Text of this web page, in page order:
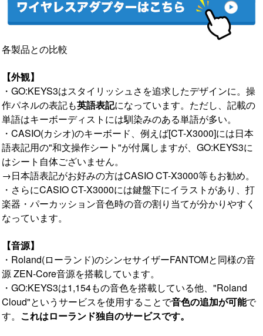
各製品との比較
【外観】
・GO:KEYS3はスタイリッシュさを追求したデザインに。操
作パネルの表記も英語表記になっています。ただし、記載の
単語はキーボーディストには馴染みのある単語が多い。
・CASIO(カシオ)のキーボード、例えば[CT-X3000]には日本
語表記用の"和文操作シート"が付属しますが、GO:KEYS3に
はシート自体ございません。
→日本語表記がお好みの方はCASIO CT-X3000等もお勧め。
・さらにCASIO CT-X3000には鍵盤下にイラストがあり、打
楽器・パーカッション音色時の音の割り当てが分かりやすく
なっています。
【音源】
・Roland(ローランド)のシンセサイザーFANTOMと同様の音
源 ZEN-Core音源を搭載しています。
・GO:KEYS3は1,154もの音色を搭載している他、"Roland
Cloud"というサービスを使用することで音色の追加が可能で
す。 これはローランド独自のサービスです。